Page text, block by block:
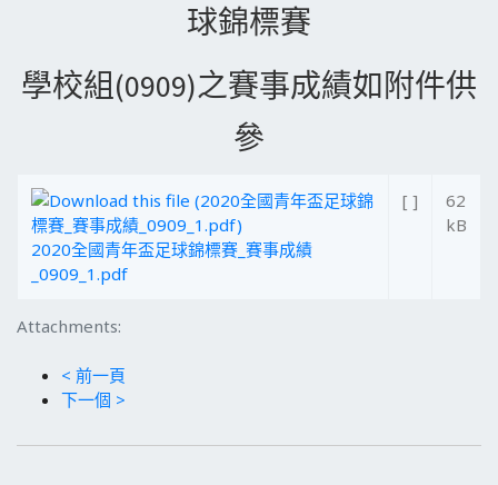
球錦標賽
學校組(0909)之賽事成績如附件供
參
Attachments:
2020全國青年盃足球錦標賽_賽事成績
_0909_1.pdf
[ ]
62
kB
< 前一頁
下一個 >